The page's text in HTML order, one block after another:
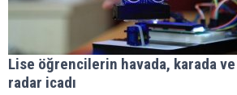
Lise öğrencilerin havada, karada ve
radar icadı